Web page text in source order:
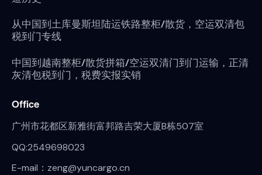
从中国到土库曼斯坦陆运铁路整柜/散货，空运双清包
税到门专线
中国到越南整柜/散货拼箱/空运双清门到门运输，正清
灰清包税到门，税费实报实销
Office
广州市花都区新雅街富邦路吉荣大厦B栋507室
QQ:2549698023
E-mail：zeng@yuncargo.cn